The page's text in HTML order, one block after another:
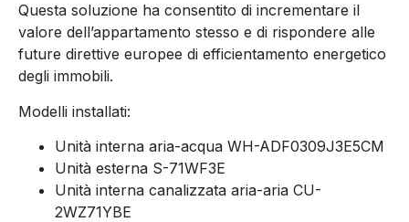
Questa soluzione ha consentito di incrementare il
valore dell’appartamento stesso e di rispondere alle
future direttive europee di efficientamento energetico
degli immobili.
Modelli installati:
Unità interna aria-acqua WH-ADF0309J3E5CM
Unità esterna S-71WF3E
Unità interna canalizzata aria-aria CU-
2WZ71YBE